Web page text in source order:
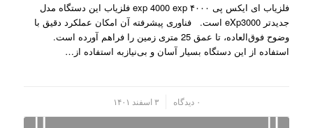
فلزیاب ای ایکس پی ۴۰۰۰ exp 4000 exp فلزیاب این دستگاه مدل
جدیدتر eXp3000 است. فناوری پیشرفته آن امکان عملکرد دقیق با
وضوح فوق‌العاده، تا عمق 25 متری زمین را فراهم آورده است.
استفاده از این دستگاه بسیار آسان و بی‌نیازبه استفاده از…
۰ دیدگاه ۳ اسفند ۱۴۰۱